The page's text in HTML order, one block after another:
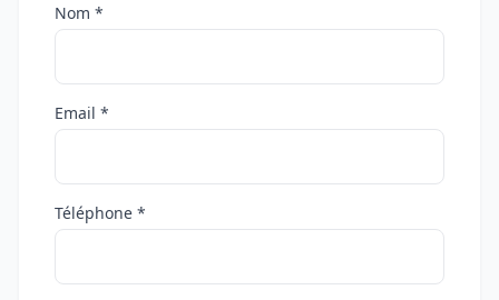
Nom *
Email *
Téléphone *